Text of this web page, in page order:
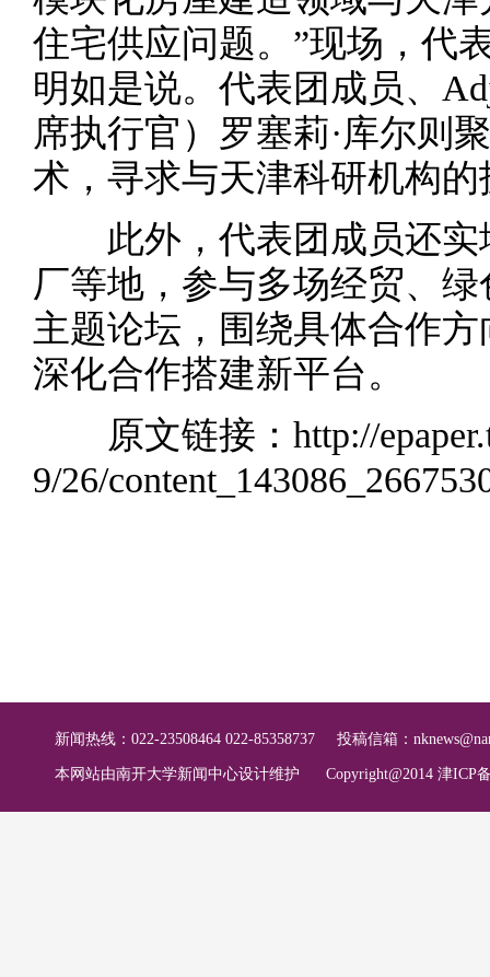
住宅供应问题。”现场，代
明如是说。代表团成员、
席执行官）罗塞莉·库尔则
术，寻求与天津科研机构
此外，代表团成员还实
厂等地，参与多场经贸、
主题论坛，围绕具体合作
深化合作搭建新平台。
原文链接： http://
9/26/
新闻热线：022-23508464 022-85358737 投稿信箱：
本网站由南开大学新闻中心设计维护 Copyright@2014 津ICP